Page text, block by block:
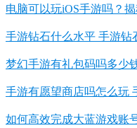
电脑可以玩iOS手游吗？
手游钻石什么水平 手游钻
梦幻手游有礼包码吗多少
手游有愿望商店吗怎么玩
如何高效完成大蓝游戏账